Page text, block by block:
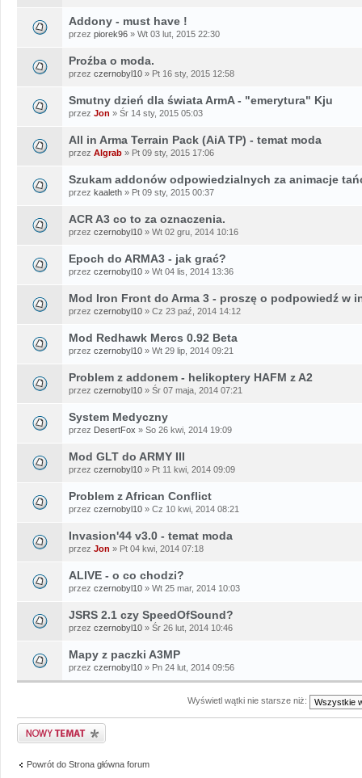
Addony - must have !
przez piorek96 » Wt 03 lut, 2015 22:30
Proźba o moda.
przez czernobyl10 » Pt 16 sty, 2015 12:58
Smutny dzień dla świata ArmA - "emerytura" Kju
przez Jon » Śr 14 sty, 2015 05:03
All in Arma Terrain Pack (AiA TP) - temat moda
przez Algrab » Pt 09 sty, 2015 17:06
Szukam addonów odpowiedzialnych za animacje
przez kaaleth » Pt 09 sty, 2015 00:37
ACR A3 co to za oznaczenia.
przez czernobyl10 » Wt 02 gru, 2014 10:16
Epoch do ARMA3 - jak grać?
przez czernobyl10 » Wt 04 lis, 2014 13:36
Mod Iron Front do Arma 3 - proszę o podpowiedź w
przez czernobyl10 » Cz 23 paź, 2014 14:12
Mod Redhawk Mercs 0.92 Beta
przez czernobyl10 » Wt 29 lip, 2014 09:21
Problem z addonem - helikoptery HAFM z A2
przez czernobyl10 » Śr 07 maja, 2014 07:21
System Medyczny
przez DesertFox » So 26 kwi, 2014 19:09
Mod GLT do ARMY III
przez czernobyl10 » Pt 11 kwi, 2014 09:09
Problem z African Conflict
przez czernobyl10 » Cz 10 kwi, 2014 08:21
Invasion'44 v3.0 - temat moda
przez Jon » Pt 04 kwi, 2014 07:18
ALIVE - o co chodzi?
przez czernobyl10 » Wt 25 mar, 2014 10:03
JSRS 2.1 czy SpeedOfSound?
przez czernobyl10 » Śr 26 lut, 2014 10:46
Mapy z paczki A3MP
przez czernobyl10 » Pn 24 lut, 2014 09:56
Wyświetl wątki nie starsze niż:
Napisz wątek
Powrót do Strona główna forum